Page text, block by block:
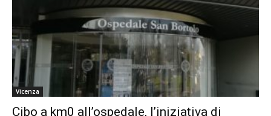
Vicenza
Cibo a km0 all’ospedale, l’iniziativa di